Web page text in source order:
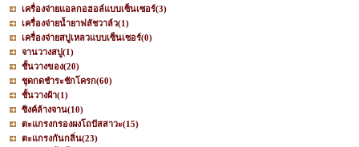
เครื่องจ่ายแอลกอฮอล์แบบเซ็นเซอร์(3)
เครื่องจ่ายน้ำยาฟลัชวาล์ว(1)
เครื่องจ่ายสบู่เหลวแบบเซ็นเซอร์(0)
จานวางสบู่(1)
ชั้นวางของ(20)
ชุดกดชำระชักโครก(60)
ชั้นวางผ้า(1)
ซิงค์ล้างจาน(10)
ตะแกรงกรองผงโถปัสสาวะ(15)
ตะแกรงกันกลิ่น(23)